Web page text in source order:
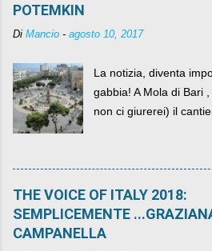
POTEMKIN
Di Mancio - agosto 10, 2017
La notizia, diventa
gabbia! A Mola di Bari
non ci giurerei) il
per un numero
più. C'era una volta
THE VOICE OF ITALY 2018:
SEMPLICEMENTE
CAMPANELLA